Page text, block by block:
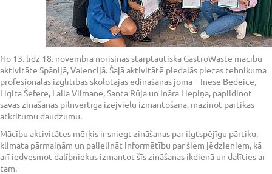
No 13. līdz 18. novembra norisinās starptautiskā GastroWaste mācību
aktivitāte Spānijā, Valencijā. Šajā aktivitātē piedalās piecas tehnikuma
profesionālās izglītības skolotājas ēdināšanas jomā – Inese Bedeice,
Ligita Šefere, Laila Vilmane, Santa Rūja un Ināra Liepiņa, papildinot
savas zināšanas pilnvērtīgā izejvielu izmantošanā, mazinot pārtikas
atkritumu daudzumu.
Mācību aktivitātes mērķis ir sniegt zināšanas par ilgtspējīgu pārtiku,
klimata pārmaiņām un palielināt informētību par šiem jēdzieniem, kā
arī iedvesmot dalībniekus izmantot šīs zināšanas ikdienā un dalīties ar
tām.